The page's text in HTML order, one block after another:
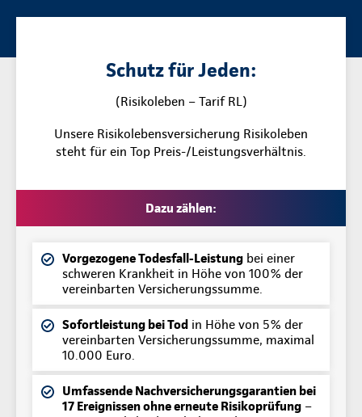
Schutz für Jeden:
(Risikoleben – Tarif RL)
Unsere Risikolebensversicherung Risikoleben
steht für ein Top Preis-/Leistungsverhältnis.
Dazu zählen:
Vorgezogene Todesfall-Leistung bei einer
schweren Krankheit in Höhe von 100% der
vereinbarten Versicherungssumme.
Sofortleistung bei Tod in Höhe von 5% der
vereinbarten Versicherungssumme, maximal
10.000 Euro.
Umfassende Nachversicherungsgarantien bei
17 Ereignissen ohne erneute Risikoprüfung –